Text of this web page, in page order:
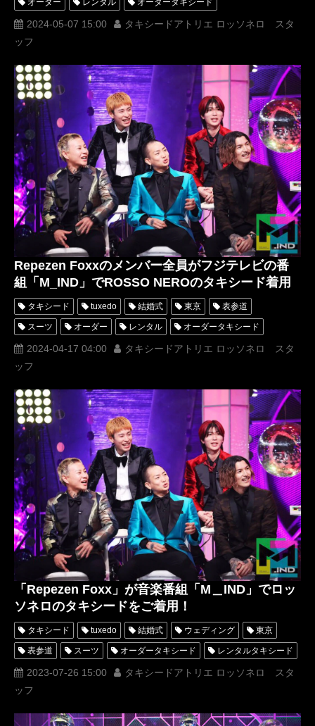
オーダー レンタル オーダータキシード
レンタルタキシード パーティー ロッソネロ ブライダル
衣装
名古屋 オーダータキシード東京 オーダータキシード名古屋
新郎衣装 レンタルタキシード東京
レンタルタキシード名古屋 芸能人 ROSSONERO
映画 タキシードオーダー東京 タキシードレンタル東京
タキシード靴 青山 神奈川 オーダータキシード横浜
レンタルタキシード横浜 RepezenFoxx レペゼンフォックス
岸洋佑 横浜国際映画祭 ついてnothing 岸明日香
DJふぉい DJFoy レペゼン RUNWAY
スーツリメイク 式典 菅野充 米倉涼子
第２回横浜国際映画祭 BAYSIDE PARTY Enishi
GONZO けいちゃん KANATSU
2024-05-07 15:00
タキシードアトリエ ロッソネロ スタ
ッフ
Repezen Foxxのメンバー全員がフジテレビの番
組「M_IND」でROSSO NEROのタキシード着用
タキシード tuxedo 結婚式 東京 表参道
スーツ オーダー レンタル オーダータキシード
レンタルタキシード ロッソネロ 人気 横山宗生
MUNETAKAYOKOYAMA
オーダータキシード東京 オーダータキシード名古屋
新郎衣装 レンタルタキシード東京
レンタルタキシード名古屋 ROSSONERO
タキシードオーダー東京 タキシードレンタル東京
タキシード靴 青山 TikTok TikToker
オーダータキシード横浜 レンタルタキシード横浜 DJ社長
RepezenFoxx DJ銀太 DJFoy レペゼン XOXO
M_IND DJWAKI DJMARU
2024-04-17 04:00
タキシードアトリエ ロッソネロ スタ
ッフ
「Repezen Foxx」が音楽番組「M＿IND」でロッ
ソネロのタキシードをご着用！
タキシード tuxedo 結婚式 ウェディング 東京
表参道 スーツ オーダータキシード レンタルタキシード
ロッソネロ 人気 MUNETAKAYOKOYAMA 購入
フジテレビ
オーダータキシード名古屋 新郎衣装
2023-07-26 15:00
タキシードアトリエ ロッソネロ スタ
ッフ